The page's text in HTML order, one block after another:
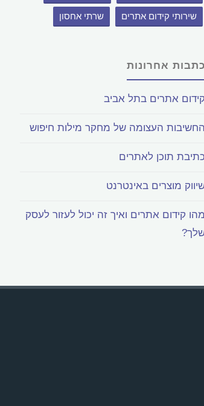
שירותי קידום אתרים שרתי אחסון
כתבות אחרונות
קידום אתרים בתל אביב
החשיבות העצומה של מחקר מילות חיפוש
כתיבת תוכן לאתרים
מוצרים באינטרנט
מהו קידום אתרים ואיך זה יכול לעזור לעסק